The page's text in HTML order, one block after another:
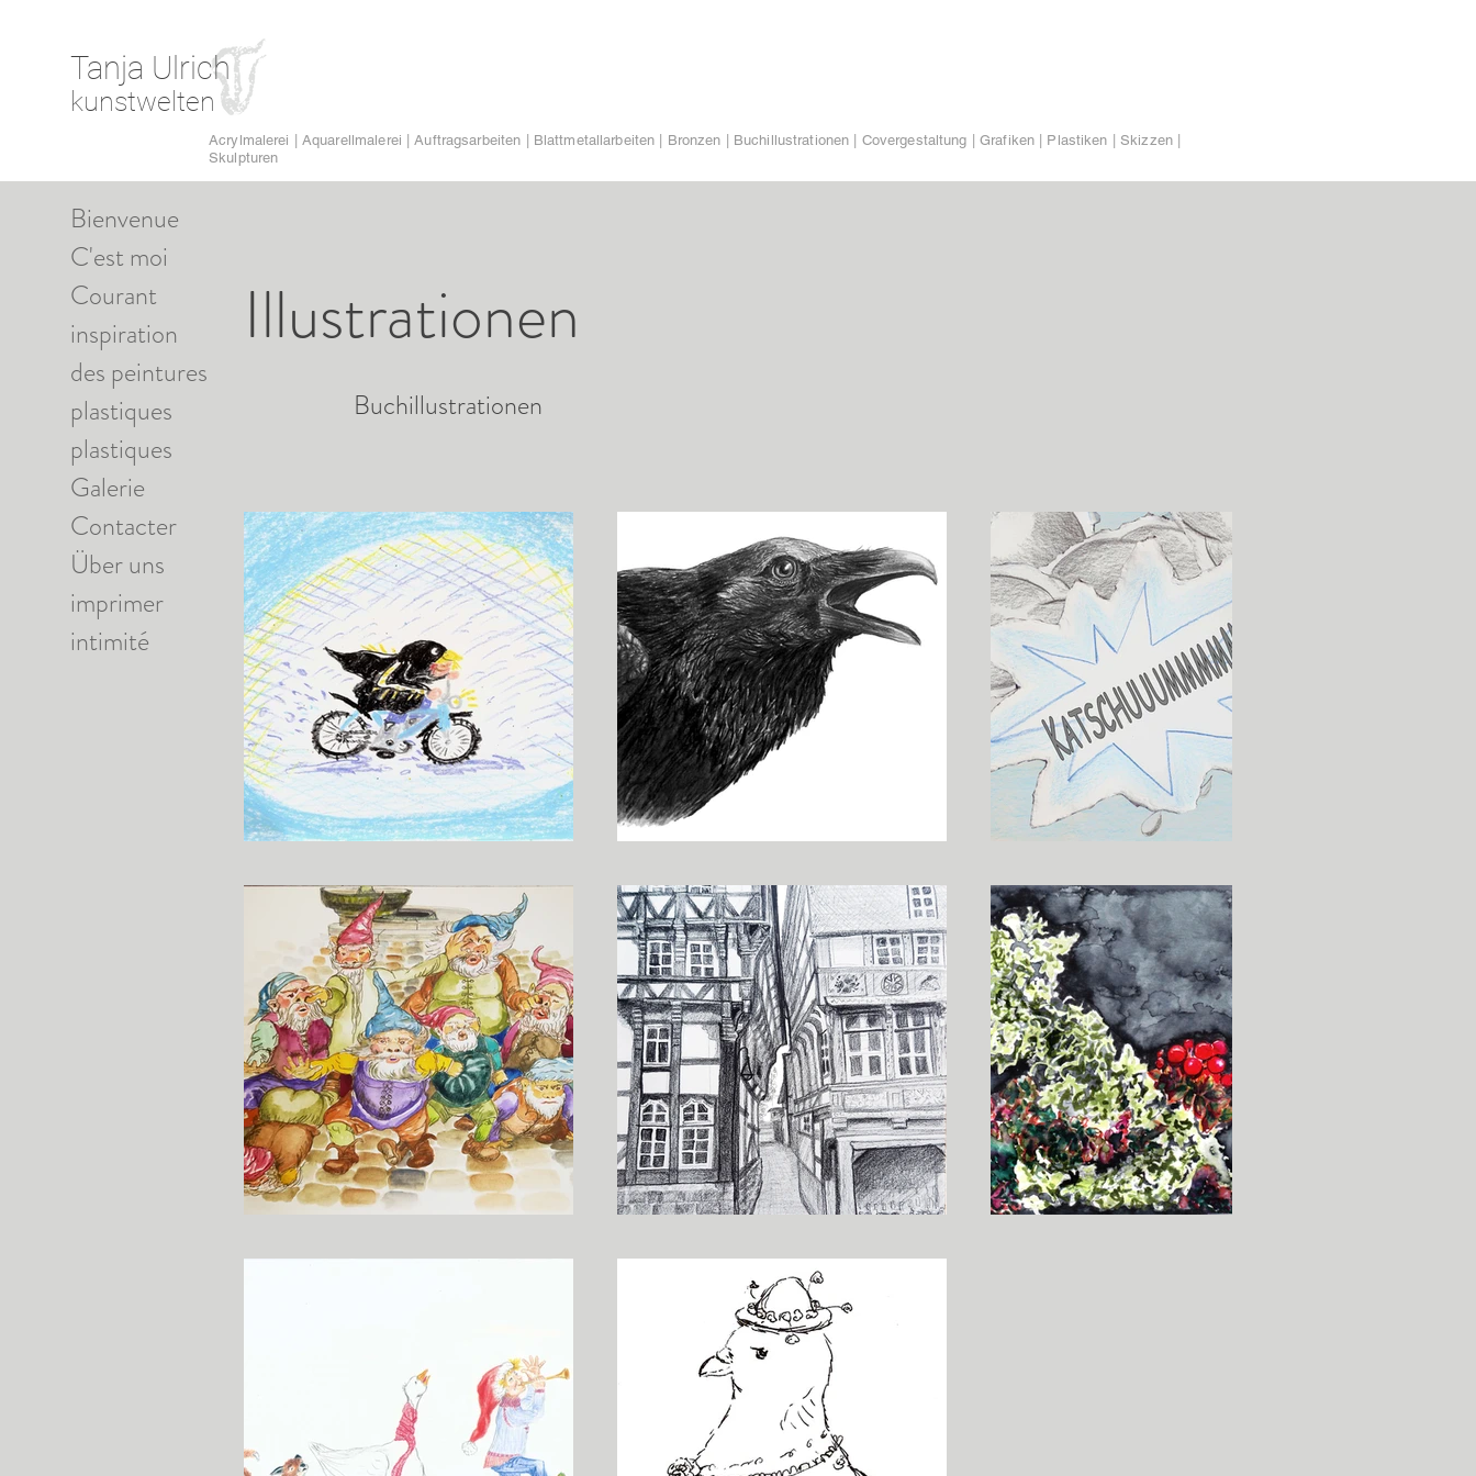
Bienvenue
C'est moi
Courant
inspiration
des peintures
plastiques
plastiques
Galerie
Contacter
Über uns
imprimer
intimité
Tanja Ulrich
kunstwelten
Acrylmalerei | Aquarellmalerei | Auftragsarbeiten | Blattmetallarbeiten | Bronzen | Buchillustrationen | Covergestaltung | Grafiken | Plastiken | Skizzen |
Skulpturen
Illustrationen
Buchillustrationen